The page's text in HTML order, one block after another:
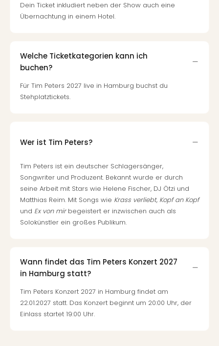
Dein Ticket inkludiert neben der Show auch eine
Übernachtung in einem Hotel.
Welche Ticketkategorien kann ich
buchen?
Für Tim Peters 2027 live in Hamburg buchst du
Stehplatztickets.
Wer ist Tim Peters?
Tim Peters ist ein deutscher Schlagersänger,
Songwriter und Produzent. Bekannt wurde er durch
seine Arbeit mit Stars wie Helene Fischer, DJ Ötzi und
Matthias Reim. Mit Songs wie Krass verliebt, Kopf an Kopf
und Ex von mirbegeistert er inzwischen auch als
Solokünstler ein großes Publikum.
Wann findet das Tim Peters Konzert 2027
in Hamburg statt?
Tim Peters Konzert 2027 in Hamburg findet am
22.01.2027 statt. Das Konzert beginnt um 20:00 Uhr, der
Einlass startet 19:00 Uhr.